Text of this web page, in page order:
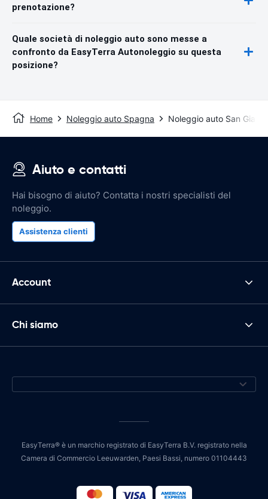
prenotazione?
Quale società di noleggio auto sono messe a
confronto da EasyTerra Autonoleggio su questa
posizione?
Home Noleggio auto Spagna Noleggio auto San
Aiuto e contatti
Hai bisogno di aiuto? Contatta i nostri specialisti del
noleggio.
Assistenza clienti
Account
Chi siamo
EasyTerra® è un marchio registrato di EasyTerra B.V. registrato nella
Camera di Commercio Leeuwarden, Paesi Bassi, numero 01104443